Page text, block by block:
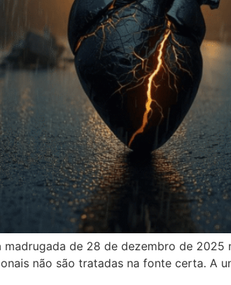
madrugada de 28 de dezembro de
não são tratadas na fonte certa. A